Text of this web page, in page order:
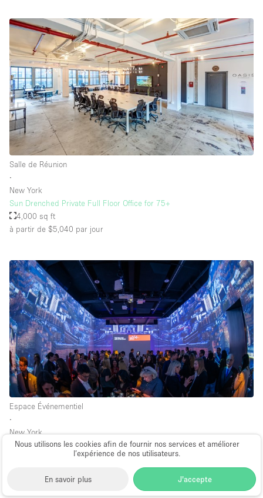
Nous utilisons les cookies afin de fournir nos services et améliorer
l’expérience de nos utilisateurs.
En savoir plus J'accepte
Salle de Réunion
∙
New York
Sun Drenched Private Full Floor Office for 75+
4,000 sq ft
à partir de $5,040 par jour
Espace Événementiel
∙
New York
Midtown Event Space